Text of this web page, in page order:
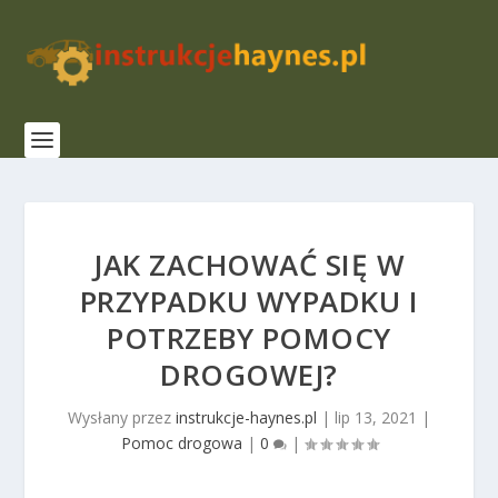
JAK ZACHOWAĆ SIĘ W
PRZYPADKU WYPADKU I
POTRZEBY POMOCY
DROGOWEJ?
Wysłany przez instrukcje-haynes.pl | lip 13, 2021 |
Pomoc drogowa | 0 |